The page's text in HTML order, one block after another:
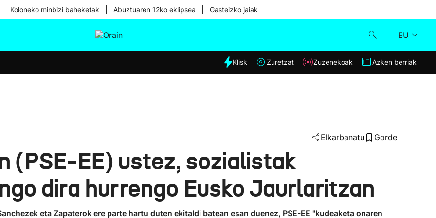
Koloneko minbizi baheketak Abuztuaren 12ko eklipsea Gasteizko jaiak
EU
Eguraldia
Klisk
Klisk Zuretzat Zuzenekoak Azken berriak
Elkarbanatu Gorde
(PSE-EE) ustez, sozialistak
dira hurrengo Eusko Jaurlaritzan
eta Zapaterok ere parte hartu duten ekitaldi batean esan duenez, PSE-EE "kudeaketa onaren